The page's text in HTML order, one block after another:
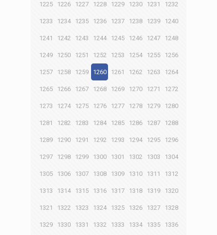
1225 1226 1227 1228 1229 1230 1231 1232
1233 1234 1235 1236 1237 1238 1239 1240
1241 1242 1243 1244 1245 1246 1247 1248
1249 1250 1251 1252 1253 1254 1255 1256
1257 1258 1259 1260 1261 1262 1263 1264
1265 1266 1267 1268 1269 1270 1271 1272
1273 1274 1275 1276 1277 1278 1279 1280
1281 1282 1283 1284 1285 1286 1287 1288
1289 1290 1291 1292 1293 1294 1295 1296
1297 1298 1299 1300 1301 1302 1303 1304
1305 1306 1307 1308 1309 1310 1311 1312
1313 1314 1315 1316 1317 1318 1319 1320
1321 1322 1323 1324 1325 1326 1327 1328
1329 1330 1331 1332 1333 1334 1335 1336